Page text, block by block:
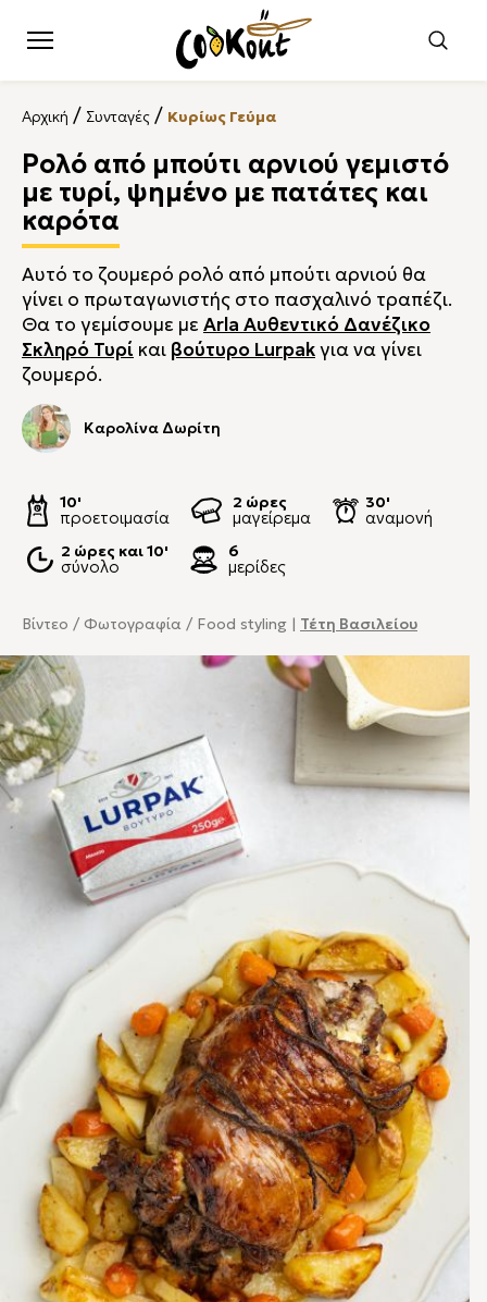
Αρχική / Συνταγές / Κυρίως Γεύμα
Ρολό από μπούτι αρνιού γεμιστό
με τυρί, ψημένο με πατάτες και
καρότα
Αυτό το ζουμερό ρολό από μπούτι αρνιού θα
γίνει ο πρωταγωνιστής στο πασχαλινό τραπέζι.
Θα το γεμίσουμε με Αrla Αυθεντικό Δανέζικο
Σκληρό Τυρί και βούτυρο Lurpakγια να γίνει
ζουμερό.
Καρολίνα Δωρίτη
10'
προετοιμασία
2 ώρες
μαγείρεμα
30'
αναμονή
2 ώρες και 10'
σύνολο
6
μερίδες
Βίντεο / Φωτογραφία / Food styling | Τέτη Βασιλείου